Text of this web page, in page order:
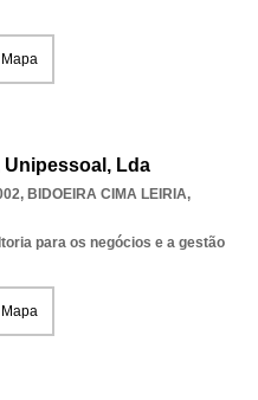
Lda
, BIDOEIRA CIMA LEIRIA,
para os negócios e a gestão